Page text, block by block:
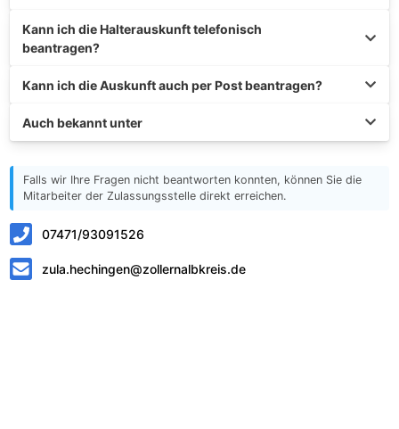
Kann ich die Halterauskunft telefonisch
beantragen?
Kann ich die Auskunft auch per Post beantragen?
Auch bekannt unter
Falls wir Ihre Fragen nicht beantworten konnten, können Sie die
Mitarbeiter der Zulassungsstelle direkt erreichen.
07471/93091526
zula.hechingen@zollernalbkreis.de